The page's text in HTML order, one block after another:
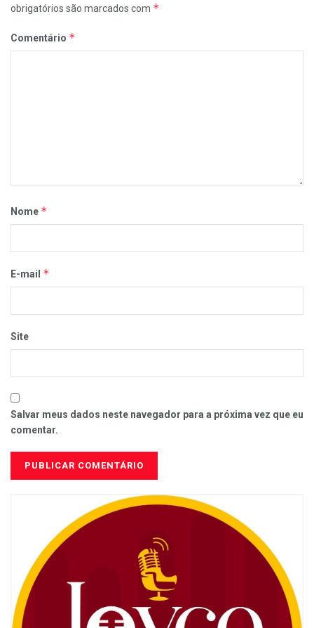
obrigatórios são marcados com *
Comentário *
Nome *
E-mail *
Site
Salvar meus dados neste navegador para a próxima vez que eu
comentar.